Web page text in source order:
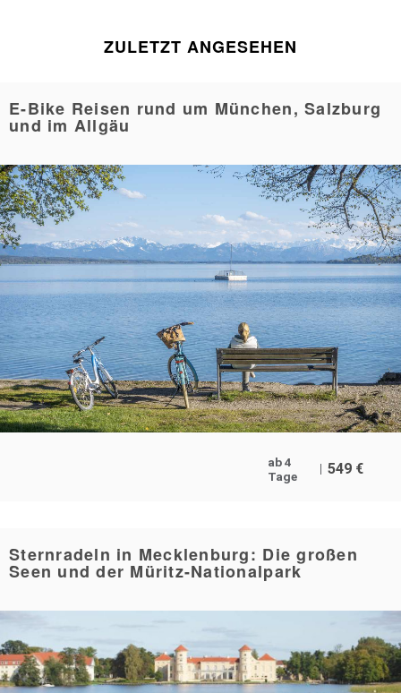
ZULETZT ANGESEHEN
E-Bike Reisen rund um München, Salzburg
und im Allgäu
ab 4
Tage
549 €
Sternradeln in Mecklenburg: Die großen
Seen und der Müritz-Nationalpark